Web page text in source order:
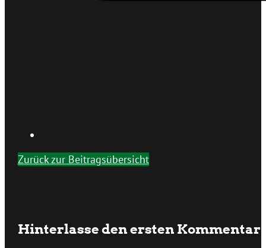
Zurück zur Beitragsübersicht
Hinterlasse den ersten Kommentar